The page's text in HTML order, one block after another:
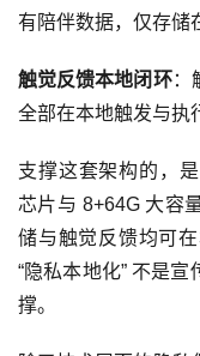
有陪伴数据，仅存储
触觉反馈本地闭环：
全部在本地触发与执
支撑这套架构的，
芯片与 8+64G 大容
储与触觉反馈均可
“隐私本地化” 不是
撑。